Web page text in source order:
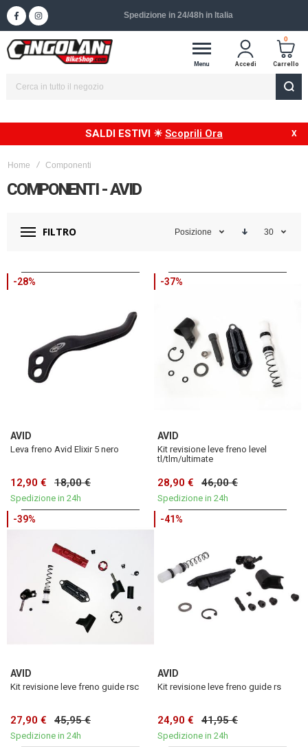
Spedizione gratuita in Italia oltre 99,99€
Menu Accedi
0
Carrello
SALDI ESTIVI ☀ Scoprili Ora
Home Componenti
COMPONENTI - AVID
FILTRO Posizione 30
-28%
AVID
Leva freno Avid Elixir 5 nero
12,90 € 18,00 €
Spedizione in 24h
-37%
AVID
Kit revisione leve freno level
tl/tlm/ultimate
28,90 € 46,00 €
Spedizione in 24h
-39%
AVID
Kit revisione leve freno guide rsc
27,90 € 45,95 €
Spedizione in 24h
-41%
AVID
Kit revisione leve freno guide rs
24,90 € 41,95 €
Spedizione in 24h